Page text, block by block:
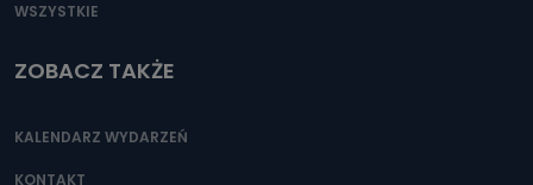
WSZYSTKIE
ZOBACZ TAKŻE
KALENDARZ WYDARZEŃ
KONTAKT